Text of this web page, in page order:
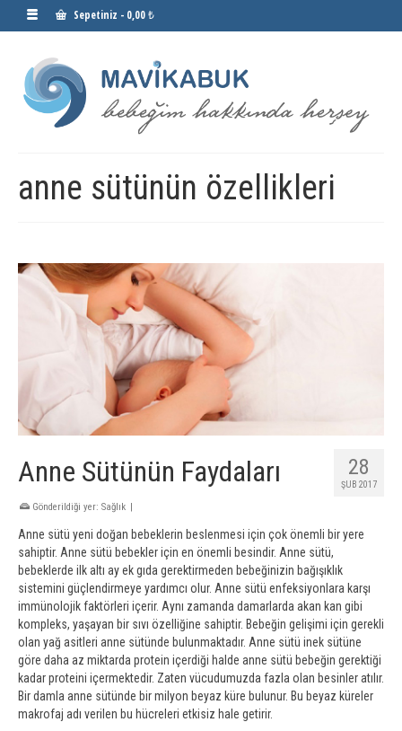
Sepetiniz - 0,00 ₺
anne sütünün özellikleri
28
ŞUB 2017
Anne Sütünün Faydaları
Gönderildiği yer: Sağlık
Anne sütü yeni doğan bebeklerin beslenmesi için çok önemli bir yere
sahiptir. Anne sütü bebekler için en önemli besindir. Anne sütü,
bebeklerde ilk altı ay ek gıda gerektirmeden bebeğinizin bağışıklık
sistemini güçlendirmeye yardımcı olur. Anne sütü enfeksiyonlara karşı
immünolojik faktörleri içerir. Aynı zamanda damarlarda akan kan gibi
kompleks, yaşayan bir sıvı özelliğine sahiptir. Bebeğin gelişimi için gerekli
olan yağ asitleri anne sütünde bulunmaktadır. Anne sütü inek sütüne
göre daha az miktarda protein içerdiği halde anne sütü bebeğin gerektiği
kadar proteini içermektedir. Zaten vücudumuzda fazla olan besinler atılır.
Bir damla anne sütünde bir milyon beyaz küre bulunur. Bu beyaz küreler
makrofaj adı verilen bu hücreleri etkisiz hale getirir.